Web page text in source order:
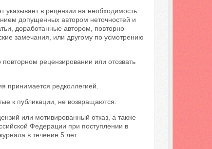
указывает в рецензии на необходимость
допущенных автором неточностей и
доработанные автором, повторно
замечания, или другому по усмотрению
рецензировании или отозвать
принимается редколлегией.
к публикации, не возвращаются.
или мотивированный отказ, а также
Федерации при поступлении в
в течение 5 лет.